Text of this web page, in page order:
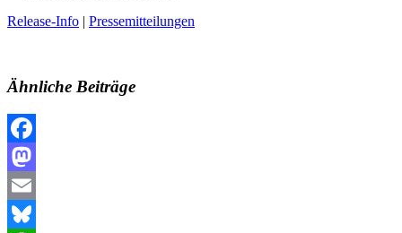
Release-Info | Pressemitteilungen
Ähnliche Beiträge
Facebook
Mastodon
Email